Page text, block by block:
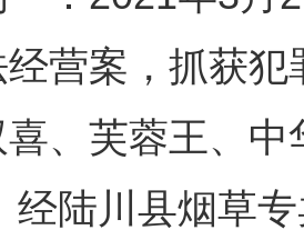
营案，抓获
、芙蓉王、
经陆川县烟草